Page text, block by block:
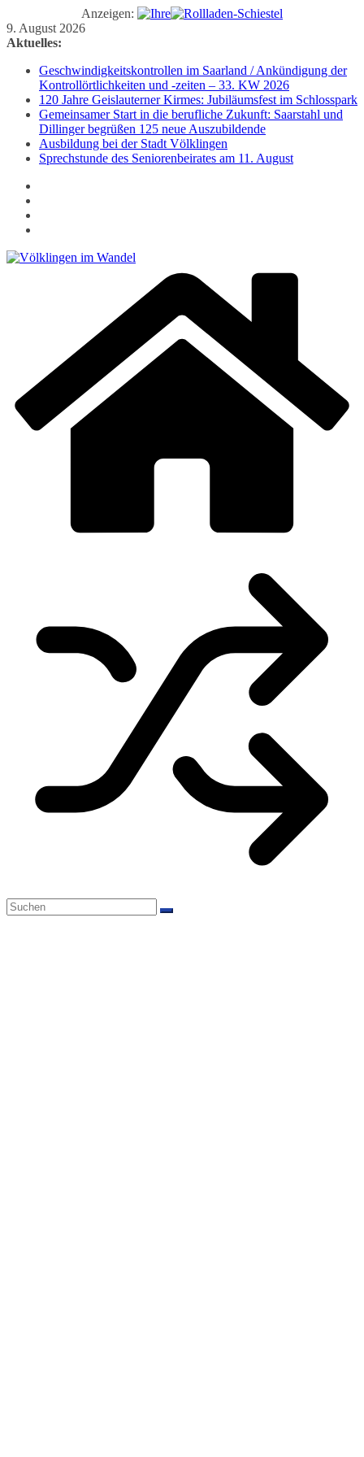
Anzeigen:
Zum
Inhalt
9. August 2026
Aktuelles:
Geschwindigkeitskontrollen im Saarland / Ankündigung der
Kontrollörtlichkeiten und -zeiten – 33. KW 2026
120 Jahre Geislauterner Kirmes: Jubiläumsfest im Schlosspark
Gemeinsamer Start in die berufliche Zukunft: Saarstahl und
Dillinger begrüßen 125 neue Auszubildende
Ausbildung bei der Stadt Völklingen
Sprechstunde des Seniorenbeirates am 11. August